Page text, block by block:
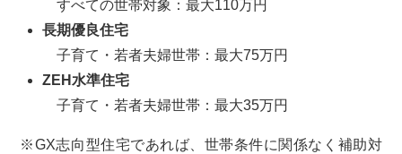
すべての世帯対象：最大110万円
長期優良住宅
子育て・若者夫婦世帯：最大75万円
ZEH水準住宅
子育て・若者夫婦世帯：最大35万円
※GX志向型住宅であれば、世帯条件に関係なく補助対